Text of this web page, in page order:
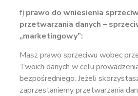
f) prawo do wniesienia
przetwarzania danych –
„marketingowy”:
Masz prawo sprzeciwu wobec
Twoich danych w celu
bezpośredniego. Jeżeli
zaprzestaniemy przetwarzania